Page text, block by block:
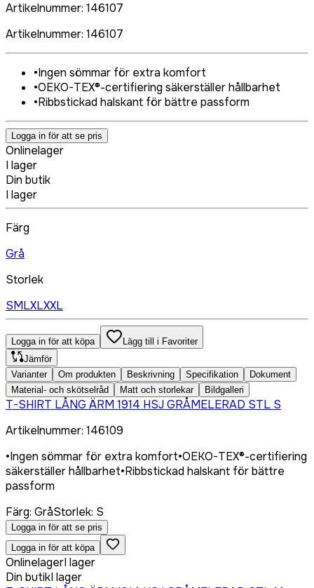
Artikelnummer: 146107
Artikelnummer: 146107
•Ingen sömmar för extra komfort
•OEKO-TEX®-certifiering säkerställer hållbarhet
•Ribbstickad halskant för bättre passform
Logga in för att se pris
Onlinelager
I lager
Din butik
I lager
Färg
Grå
Storlek
SMLXLXXL
Logga in för att köpa
Lägg till i Favoriter
Jämför
Varianter
Om produkten Beskrivning Specifikation
Dokument
Material- och skötselråd
Matt och storlekar Bildgalleri
T-SHIRT LÅNG ÄRM 1914 HSJ GRÅMELERAD STL S
Artikelnummer: 146109
•Ingen sömmar för extra komfort•OEKO-TEX®-certifiering
säkerställer hållbarhet•Ribbstickad halskant för bättre
passform
Färg: GråStorlek: S
Logga in för att se pris
Logga in för att köpa
OnlinelagerI lager
Din butikI lager